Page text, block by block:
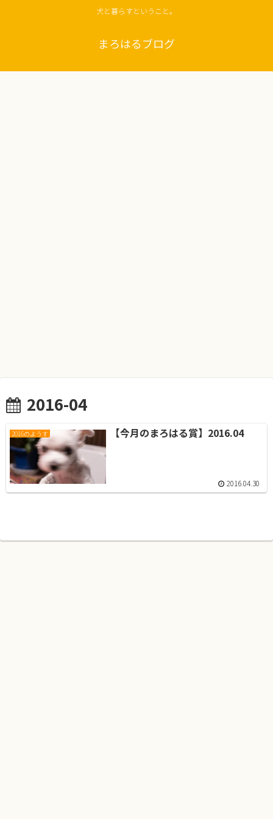
犬と暮らすということ。
まろはるブログ
2016-04
2016のようす 【今月のまろはる賞】2016.04
2016.04.30